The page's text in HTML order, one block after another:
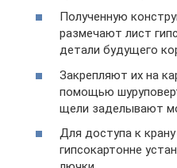
Полученную
размечают лист
детали будущего
Закрепляют их на
помощью
щели заделывают
Для доступа к
гипсокартонне